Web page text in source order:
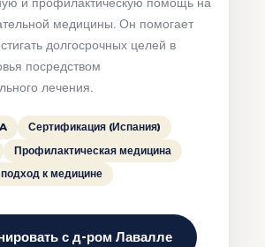
медицины. Он помогает
долгосрочных целей в
посредством
лечения.
Сертификация (Испания)
Профилактическая медицина
к медицине
с д-ром Лавалле